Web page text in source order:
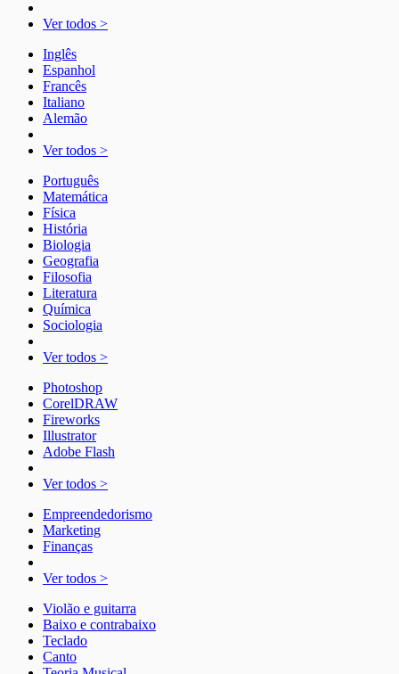
Ver todos >
Inglês
Espanhol
Francês
Italiano
Alemão
Ver todos >
Português
Matemática
Física
História
Biologia
Geografia
Filosofia
Literatura
Química
Sociologia
Ver todos >
Photoshop
CorelDRAW
Fireworks
Illustrator
Adobe Flash
Ver todos >
Empreendedorismo
Marketing
Finanças
Ver todos >
Violão e guitarra
Baixo e contrabaixo
Teclado
Canto